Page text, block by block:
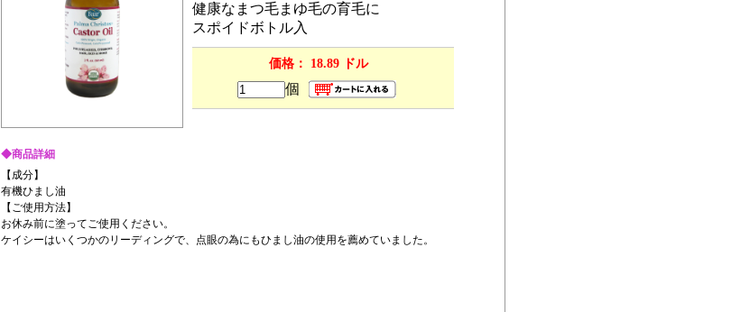
健康なまつ毛まゆ毛の育毛に
スポイドボトル入
価格： 18.89 ドル
個
◆商品詳細
【成分】
有機ひまし油
【ご使用方法】
お休み前に塗ってご使用ください。
ケイシーはいくつかのリーディングで、点眼の為にもひまし油の使用を薦めていました。